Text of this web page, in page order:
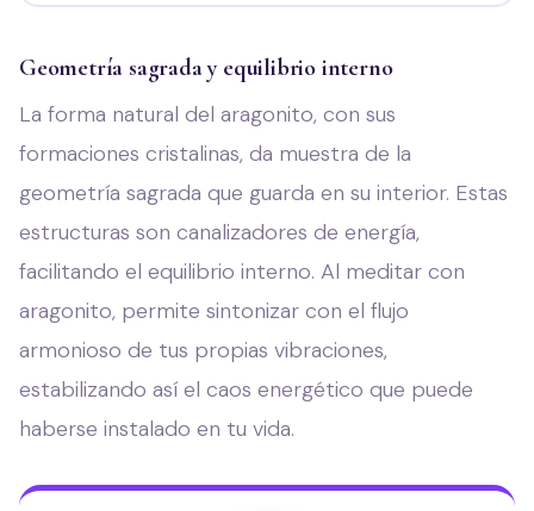
Geometría sagrada y equilibrio interno
La forma natural del aragonito, con sus
formaciones cristalinas, da muestra de la
geometría sagrada que guarda en su interior. Estas
estructuras son canalizadores de energía,
facilitando el equilibrio interno. Al meditar con
aragonito, permite sintonizar con el flujo
armonioso de tus propias vibraciones,
estabilizando así el caos energético que puede
haberse instalado en tu vida.